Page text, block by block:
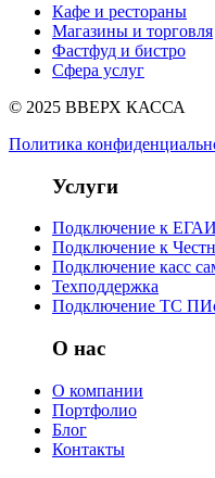
Кафе и рестораны
Магазины и торговля
Фастфуд и бистро
Сфера услуг
© 2025 ВВЕРХ КАССА
Политика
Услуги
Подключение к
Подключение к
Подключение касс
Техподдержка
Подключение ТС
О нас
О компании
Портфолио
Блог
Контакты